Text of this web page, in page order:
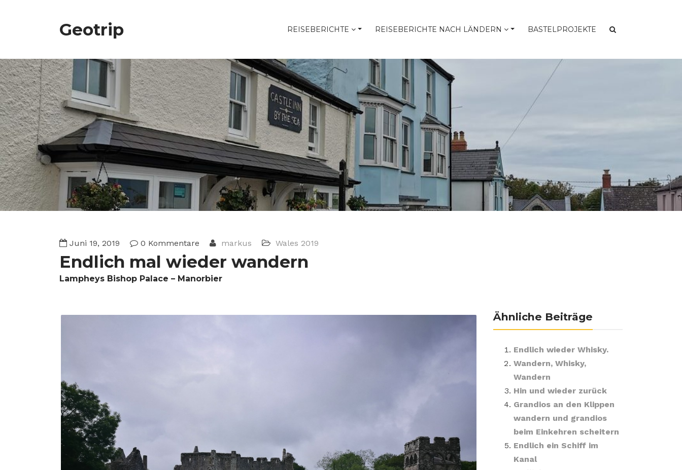
Geotrip REISEBERICHTE REISEBERICHTE NACH LÄNDERN BASTELPROJEKTE
Juni 19, 2019 0 Kommentare markus Wales 2019
Endlich mal wieder wandern
Lampheys Bishop Palace – Manorbier
Ähnliche Beiträge
Endlich wieder Whisky.
Wandern, Whisky,
Wandern
Hin und wieder zurück
Grandios an den Klippen
wandern und grandios
beim Einkehren scheitern
Endlich ein Schiff im
Kanal